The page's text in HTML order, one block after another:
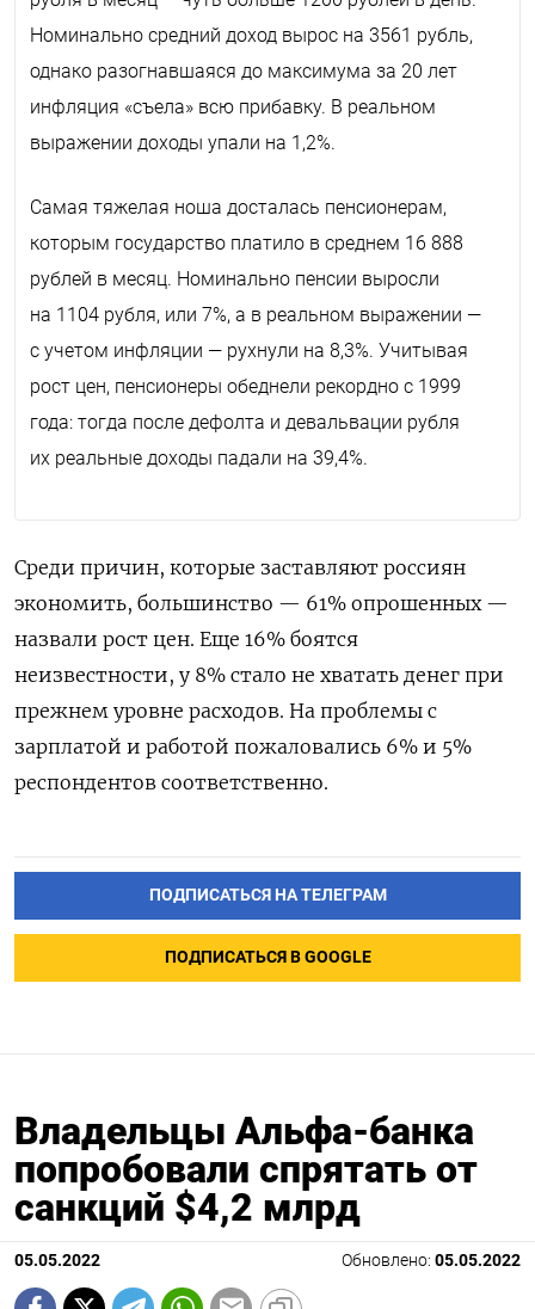
Номинально средний доход вырос на 3561 рубль,
однако разогнавшаяся до максимума за 20 лет
инфляция «съела» всю прибавку. В реальном
выражении доходы упали на 1,2%.
Самая тяжелая ноша досталась пенсионерам,
которым государство платило в среднем 16 888
рублей в месяц. Номинально пенсии выросли
на 1104 рубля, или 7%, а в реальном выражении —
с учетом инфляции — рухнули на 8,3%. Учитывая
рост цен, пенсионеры обеднели рекордно с 1999
года: тогда после дефолта и девальвации рубля
их реальные доходы падали на 39,4%.
Среди причин, которые заставляют россиян
экономить, большинство — 61% опрошенных —
назвали рост цен. Еще 16% боятся
неизвестности, у 8% стало не хватать денег при
прежнем уровне расходов. На проблемы с
зарплатой и работой пожаловались 6% и 5%
респондентов соответственно.
ПОДПИСАТЬСЯ НА ТЕЛЕГРАМ
ПОДПИСАТЬСЯ В GOOGLE
Владельцы Альфа-банка
попробовали спрятать от
санкций $4,2 млрд
05.05.2022 Обновлено: 05.05.2022